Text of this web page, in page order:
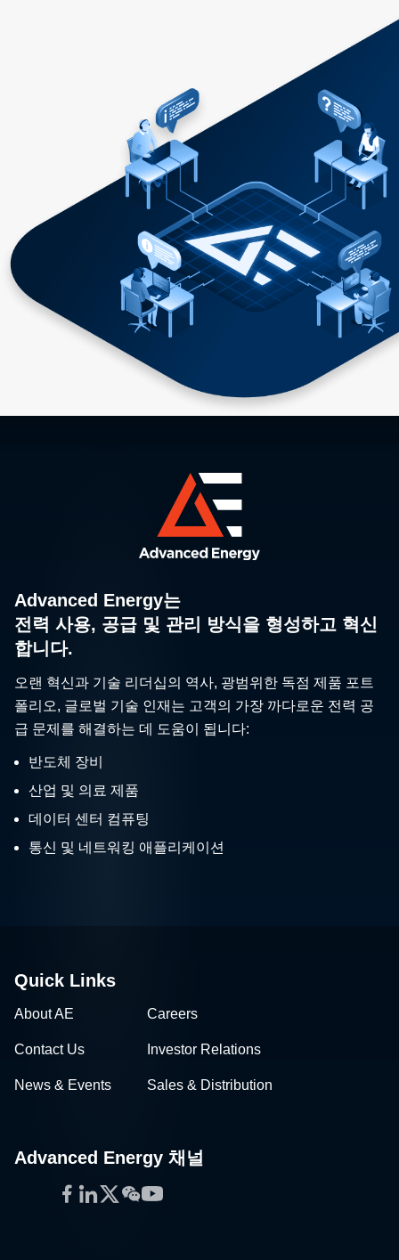
Advanced Energy는
전력 사용, 공급 및 관리 방식을 형성하고 혁신
합니다.
오랜 혁신과 기술 리더십의 역사, 광범위한 독점 제품 포트
폴리오, 글로벌 기술 인재는 고객의 가장 까다로운 전력 공
급 문제를 해결하는 데 도움이 됩니다:
반도체 장비
산업 및 의료 제품
데이터 센터 컴퓨팅
통신 및 네트워킹 애플리케이션
Quick Links
About AE Careers
Contact Us Investor Relations
News & Events Sales & Distribution
Advanced Energy 채널
Facebook
LinkedIn
Twitter
WeChat
YouTube